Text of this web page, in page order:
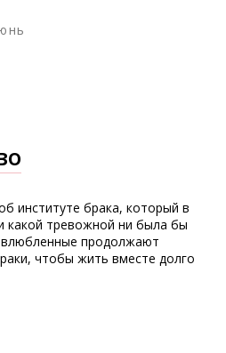
институте брака, который в
какой тревожной ни была бы
продолжают
чтобы жить вместе долго